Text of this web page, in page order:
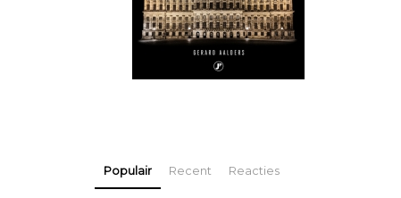
Populair Recent Reacties